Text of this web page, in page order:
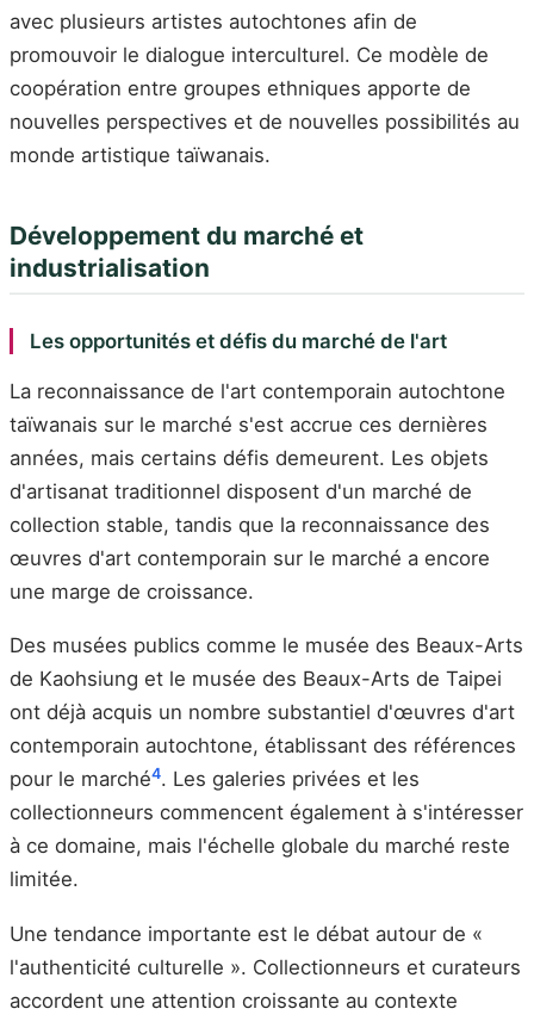
avec plusieurs artistes autochtones afin de
promouvoir le dialogue interculturel. Ce modèle de
coopération entre groupes ethniques apporte de
nouvelles perspectives et de nouvelles possibilités au
monde artistique taïwanais.
Développement du marché et
industrialisation
Les opportunités et défis du marché de l'art
La reconnaissance de l'art contemporain autochtone
taïwanais sur le marché s'est accrue ces dernières
années, mais certains défis demeurent. Les objets
d'artisanat traditionnel disposent d'un marché de
collection stable, tandis que la reconnaissance des
œuvres d'art contemporain sur le marché a encore
une marge de croissance.
Des musées publics comme le musée des Beaux-Arts
de Kaohsiung et le musée des Beaux-Arts de Taipei
ont déjà acquis un nombre substantiel d'œuvres d'art
contemporain autochtone, établissant des références
pour le marché4. Les galeries privées et les
collectionneurs commencent également à s'intéresser
à ce domaine, mais l'échelle globale du marché reste
limitée.
Une tendance importante est le débat autour de «
l'authenticité culturelle ». Collectionneurs et curateurs
accordent une attention croissante au contexte